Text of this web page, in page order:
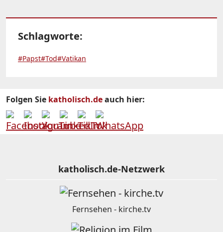
Schlagworte:
#Papst#Tod#Vatikan
Folgen Sie katholisch.deauch hier:
katholisch.de-Netzwerk
Fernsehen - kirche.tv